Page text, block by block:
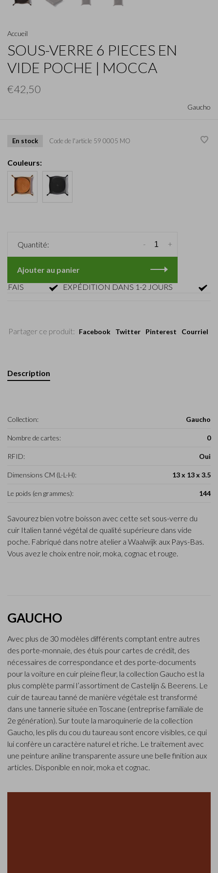
Accueil
SOUS-VERRE 6 PIECES EN
VIDE POCHE | MOCCA
€42,50
Gaucho
En stock Code de l'article 59 0005 MO
Couleurs:
Quantité: +
-
Ajouter au panier
EXPÉDITION DANS 1-2 JOURS
Partager ce produit: Facebook Twitter Pinterest Courriel
Description
Collection: Gaucho
Nombre de cartes: 0
RFID: Oui
Dimensions CM (L-L-H): 13 x 13 x 3.5
Le poids (en grammes): 144
Savourez bien votre boisson avec cette set sous-verre du
cuir Italien tanné végétal de qualité supérieure dans vide
poche. Fabriqué dans notre atelier a Waalwijk aux Pays-Bas.
Vous avez le choix entre noir, moka, cognac et rouge.
GAUCHO
Avec plus de 30 modèles différents comptant entre autres
des porte-monnaie, des étuis pour cartes de crédit, des
nécessaires de correspondance et des porte-documents
pour la voiture en cuir pleine fleur, la collection Gaucho est la
plus complète parmi l’assortiment de Castelijn & Beerens. Le
cuir de taureau tanné de manière végétale est transformé
dans une tannerie située en Toscane (entreprise familiale de
2e génération). Sur toute la maroquinerie de la collection
Gaucho, les plis du cou du taureau sont encore visibles, ce qui
lui confère un caractère naturel et riche. Le traitement avec
une peinture aniline transparente assure une belle finition aux
articles. Disponible en noir, moka et cognac.